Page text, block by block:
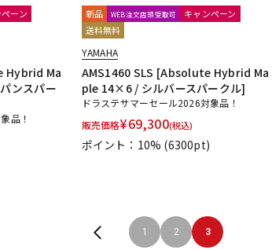
ーン
Hybrid Ma
ンスパー
品！
新品 WEB注文店頭受取可
キャンペーン
送料無料
YAMAHA
AMS1460 SLS [Absolute Hybrid Ma
ple 14×6 / シルバースパークル]
ドラステサマーセール2026対象品！
販売価格¥69,300(税込)
ポイント：10% (6300pt)
1 2 3